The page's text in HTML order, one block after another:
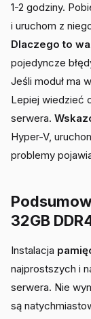
1-2 godziny.
i uruchom z
Dlaczego to
pojedyncze
Jeśli moduł ma
Lepiej wiedzieć
serwera.
Hyper-V,
problemy
32GB
Instalacja
najprostszych i
serwera. Nie
są